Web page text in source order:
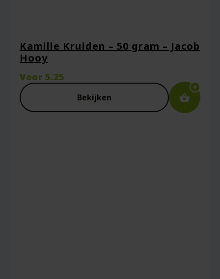
Naam
Kamille Kruiden – 50 gram – Jacob
Hooy
Voor 5.25
Bekijken